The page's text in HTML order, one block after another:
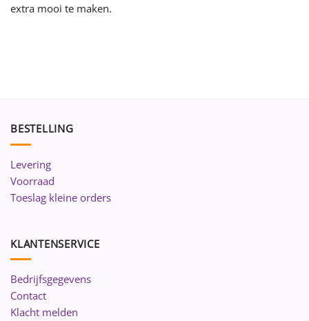
extra mooi te maken.
BESTELLING
Levering
Voorraad
Toeslag kleine orders
KLANTENSERVICE
Bedrijfsgegevens
Contact
Klacht melden